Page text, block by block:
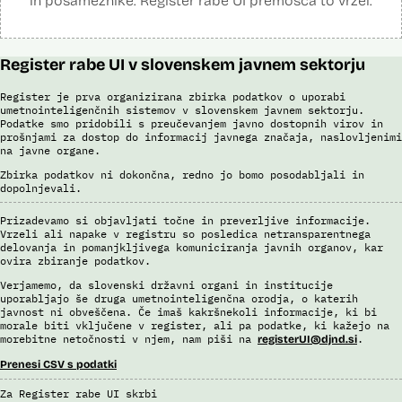
Brošura 60 let informacijsko telekomunikacijskega sistema policije
Odgovor na zahtevo za dostop do informacij javnega značaja
Register rabe UI v slovenskem javnem sektorju
Register je prva organizirana zbirka podatkov o uporabi
umetnointeligenčnih sistemov v slovenskem javnem sektorju.
Podatke smo pridobili s preučevanjem javno dostopnih virov in
prošnjami za dostop do informacij javnega značaja, naslovljenimi
na javne organe.
Zbirka podatkov ni dokončna, redno jo bomo posodabljali in
dopolnjevali.
Prizadevamo si objavljati točne in preverljive informacije.
Vrzeli ali napake v registru so posledica netransparentnega
delovanja in pomanjkljivega komuniciranja javnih organov, kar
ovira zbiranje podatkov.
Verjamemo, da slovenski državni organi in institucije
uporabljajo še druga umetnointeligenčna orodja, o katerih
javnost ni obveščena. Če imaš kakršnekoli informacije, ki bi
morale biti vključene v register, ali pa podatke, ki kažejo na
morebitne netočnosti v njem, nam piši na registerUI@djnd.si.
Prenesi CSV s podatki
Za Register rabe UI skrbi